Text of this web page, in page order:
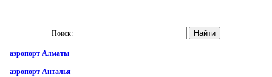
Поиск:
аэропорт Алматы
аэропорт Анталья